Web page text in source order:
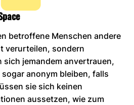
betroffene Menschen andere
verurteilen, sondern
sich jemandem anvertrauen,
anonym bleiben, falls
sie sich keinen
aussetzen, wie zum